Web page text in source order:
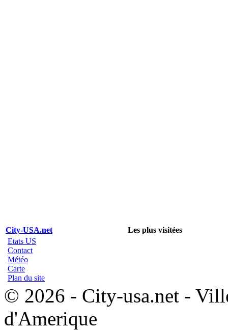
City-USA.net
Les plus visitées
Etats US
Contact
Météo
Carte
Plan du site
© 2026 - City-usa.net -
d'Amerique